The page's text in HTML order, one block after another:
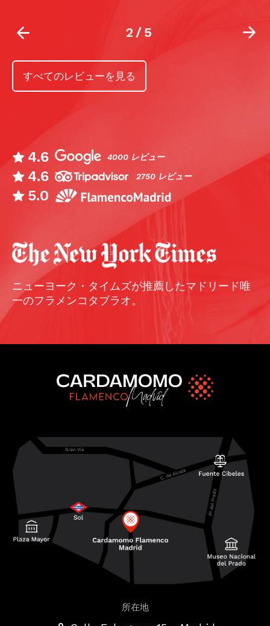
2/5
すべてのレビューを見る
4.6 4000 レビュー
4.6 2750 レビュー
5.0
ニューヨーク・タイムズが推薦したマドリード唯
一のフラメンコタブラオ。
所在地